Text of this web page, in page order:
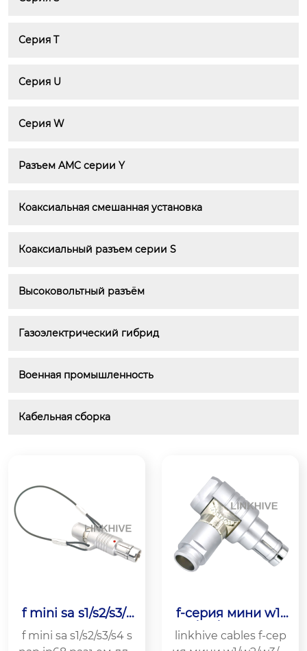
Серия T
Серия U
Серия W
Разъем AMC серии Y
Коаксиальная смешанная установка
Коаксиальный разъем серии S
Высоковольтный разъём
Газоэлектрический гибрид
Военная промышленность
Кабельная сборка
f mini sa s1/s2/s3/s
4 snap ip68 разъе
м для шнура
f mini sa s1/s2/s3/s4 s
f-серия мини w1/
w2/w3/w4 snap ip
50 ip68 угловой р
linkhive cables f-сер